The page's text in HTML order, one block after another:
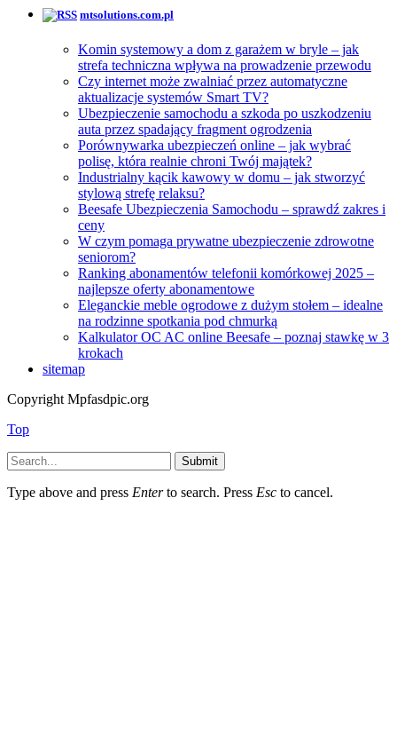
mtsolutions.com.pl
Komin systemowy a dom z garażem w bryle – jak
strefa techniczna wpływa na prowadzenie przewodu
Czy internet może zwalniać przez automatyczne
aktualizacje systemów Smart TV?
Ubezpieczenie samochodu a szkoda po uszkodzeniu
auta przez spadający fragment ogrodzenia
Porównywarka ubezpieczeń online – jak wybrać
polisę, która realnie chroni Twój majątek?
Industrialny kącik kawowy w domu – jak stworzyć
stylową strefę relaksu?
Beesafe Ubezpieczenia Samochodu – sprawdź zakres i
ceny
W czym pomaga prywatne ubezpieczenie zdrowotne
seniorom?
Ranking abonamentów telefonii komórkowej 2025 –
najlepsze oferty abonamentowe
Eleganckie meble ogrodowe z dużym stołem – idealne
na rodzinne spotkania pod chmurką
Kalkulator OC AC online Beesafe – poznaj stawkę w 3
krokach
sitemap
Copyright Mpfasdpic.org
Top
Submit
Type above and press Enterto search. Press Esc to cancel.